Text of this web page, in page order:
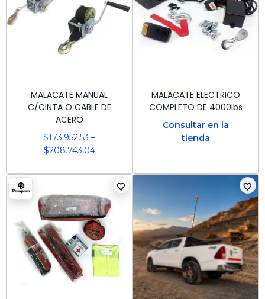
MALACATE MANUAL
C/CINTA O CABLE DE
ACERO
$173.952,53 –
$208.743,04
MALACATE ELECTRICO
COMPLETO DE 4000lbs
Consultar en la
tienda